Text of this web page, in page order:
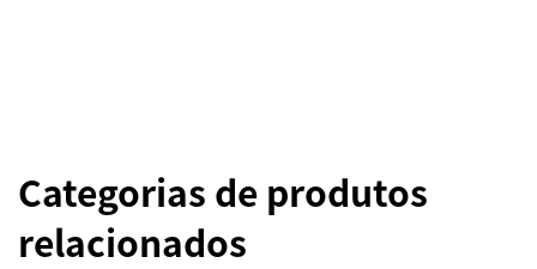
Categorias de produtos
relacionados